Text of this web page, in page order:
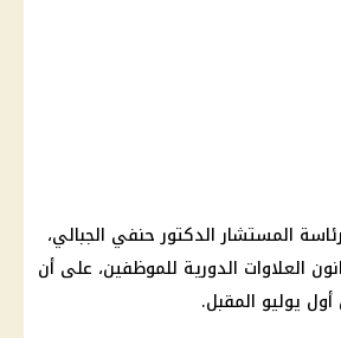
المستشار الدكتور حنفي الجبالي،
العلاوات الدورية للموظفين، على أن
أول يوليو المقبل.